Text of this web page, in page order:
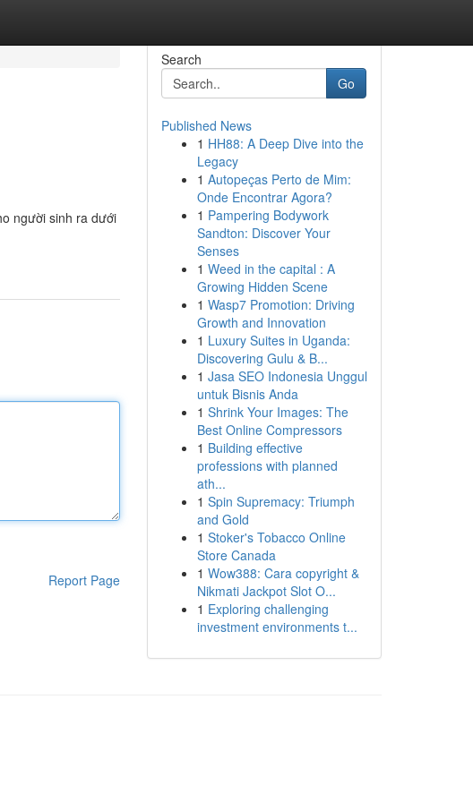
người sinh ra dưới
Report Page
Search
Go
Published News
1 HH88: A Deep Dive into the
Legacy
1 Autopeças Perto de Mim:
Onde Encontrar Agora?
1 Pampering Bodywork
Sandton: Discover Your
Senses
1 Weed in the capital : A
Growing Hidden Scene
1 Wasp7 Promotion: Driving
Growth and Innovation
1 Luxury Suites in Uganda:
Discovering Gulu & B...
1 Jasa SEO Indonesia Unggul
untuk Bisnis Anda
1 Shrink Your Images: The
Best Online Compressors
1 Building effective
professions with planned
ath...
1 Spin Supremacy: Triumph
and Gold
1 Stoker's Tobacco Online
Store Canada
1 Wow388: Cara copyright &
Nikmati Jackpot Slot O...
1 Exploring challenging
investment environments t...